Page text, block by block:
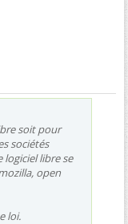
soit pour
sociétés
libre se
open
loi.